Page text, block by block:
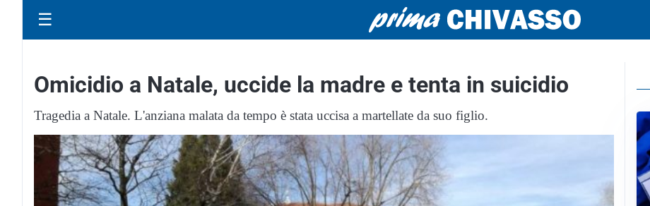
☰
Omicidio a Natale, uccide la madre e tenta in suicidio
Tragedia a Natale. L'anziana malata da tempo è stata uccisa a martellate da suo figlio.